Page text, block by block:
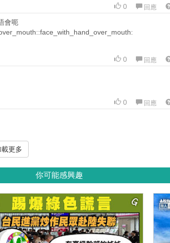
0 回應
會呃
0 回應
0 回應
載更多
你可能感興趣